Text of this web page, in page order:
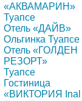
«АКВАМАРИН»
Туапсе
Отель «ДАЙВ»
Ольгинка Туапсе
Отель «ГОЛДЕН
РЕЗОРТ»
Туапсе
Гостиница
«ВИКТОРИЯ Inal